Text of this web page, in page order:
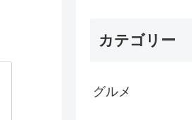
カテゴリー
グルメ